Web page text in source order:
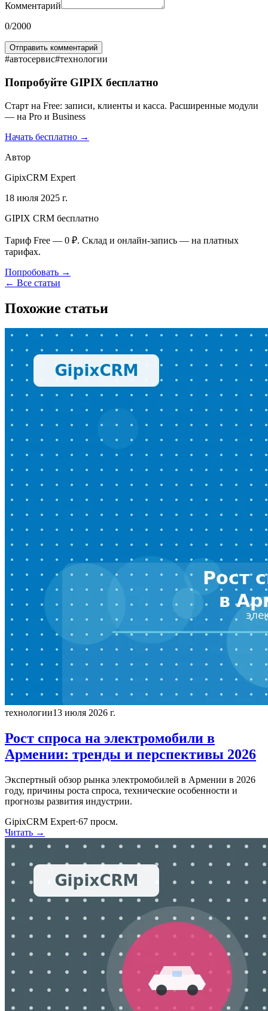
Комментарий
0/2000
Отправить комментарий
#автосервис#технологии
Попробуйте GIPIX бесплатно
Старт на Free: записи, клиенты и касса. Расширенные модули
— на Pro и Business
Начать бесплатно →
Автор
GipixCRM Expert
18 июля 2025 г.
GIPIX CRM бесплатно
Тариф Free — 0 ₽. Склад и онлайн-запись — на платных
тарифах.
Попробовать →
← Все статьи
Похожие статьи
технологии13 июля 2026 г.
Рост спроса на электромобили в
Армении: тренды и перспективы 2026
Экспертный обзор рынка электромобилей в Армении в 2026
году, причины роста спроса, технические особенности и
прогнозы развития индустрии.
GipixCRM Expert·67 просм.
Читать →